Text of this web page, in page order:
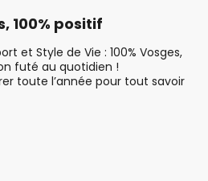
100% positif
et Style de Vie : 100% Vosges,
futé au quotidien !
toute l’année pour tout savoir